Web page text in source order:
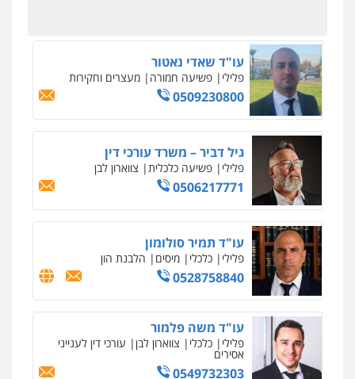
גל דהן – משרד עורך דין פלילי
פלילי פשיעה חמורה סמים מעצרים
וחקירות
0544723840
עו"ד ראוף נג'אר
פלילי עורכי דין לענייני אסירים מעצרים
סמים רכוש
0548009246
דוד אפרים משרד עורכי דין
פלילי צווארון לבן מס הכנסה מע"מ
0506209859
עדי כרמלי – חברת עו"ד
פלילי כלכלי עורכי דין לענייני אסירים
0525060666